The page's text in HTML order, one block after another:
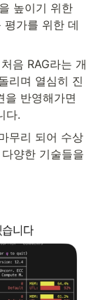
높이기 위한
평가를 위한 데
음 RAG라는 개
리며 열심히 진
을 반영해가면
다.
무리 되어 수상
양한 기술들을